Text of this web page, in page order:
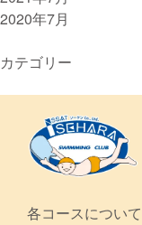
2020年7月
カテゴリー
各コースについて